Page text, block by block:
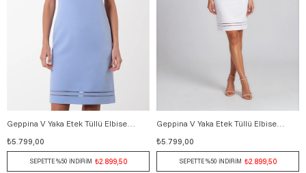
36 38 40 42 44 46
Geppina V Yaka Etek Tüllü Elbise MAVİ
₺5.799,00
SEPETTE %50 İNDİRİM ₺2.899,50
36 38 40 42 44 46
Geppina V Yaka Etek Tüllü Elbise EKRU
₺5.799,00
SEPETTE %50 İNDİRİM ₺2.899,50